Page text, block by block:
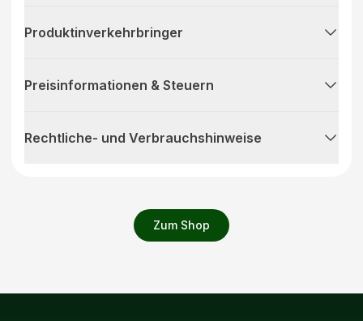
Zum Shop
Produktinverkehrbringer
Preisinformationen & Steuern
Rechtliche- und Verbrauchshinweise